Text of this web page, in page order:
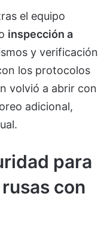
el equipo
inspección a
y verificación
los protocolos
volvió a abrir con
adicional,
para
con